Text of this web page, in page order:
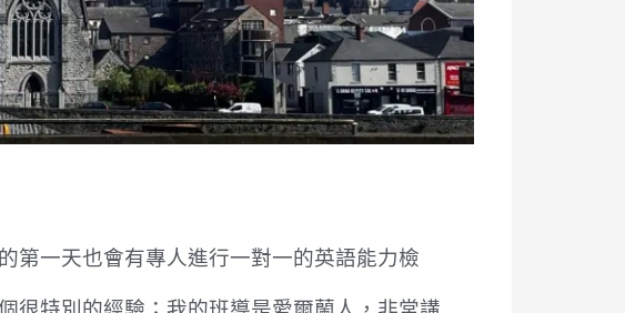
第一天也會有專人進行一對一的英語能力檢